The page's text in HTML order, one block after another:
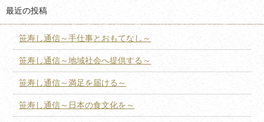
最近の投稿
笹寿し通信～手仕事とおもてなし～
笹寿し通信～地域社会へ提供する～
笹寿し通信～満足を届ける～
笹寿し通信～日本の食文化を～